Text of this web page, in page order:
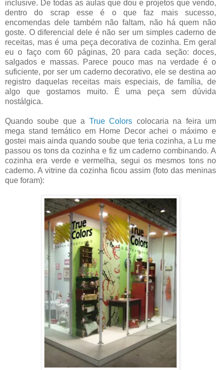
inclusive. De todas as aulas que dou e projetos que vendo,
dentro do scrap esse é o que faz mais sucesso,
encomendas dele também não faltam, não há quem não
goste. O diferencial dele é não ser um simples caderno de
receitas, mas é uma peça decorativa de cozinha. Em geral
eu o faço com 60 páginas, 20 para cada seção: doces,
salgados e massas. Parece pouco mas na verdade é o
suficiente, por ser um caderno decorativo, ele se destina ao
registro daquelas receitas mais especiais, de família, de
algo que gostamos muito. É uma peça sem dúvida
nostálgica.
Quando soube que a True Colors colocaria na feira um
mega stand temático em Home Decor achei o máximo e
gostei mais ainda quando soube que teria cozinha, a Lu me
passou os tons da cozinha e fiz um caderno combinando. A
cozinha era verde e vermelha, segui os mesmos tons no
caderno. A vitrine da cozinha ficou assim (foto das meninas
que foram):